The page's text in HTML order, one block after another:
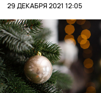
29 ДЕКАБРЯ 2021 12:05